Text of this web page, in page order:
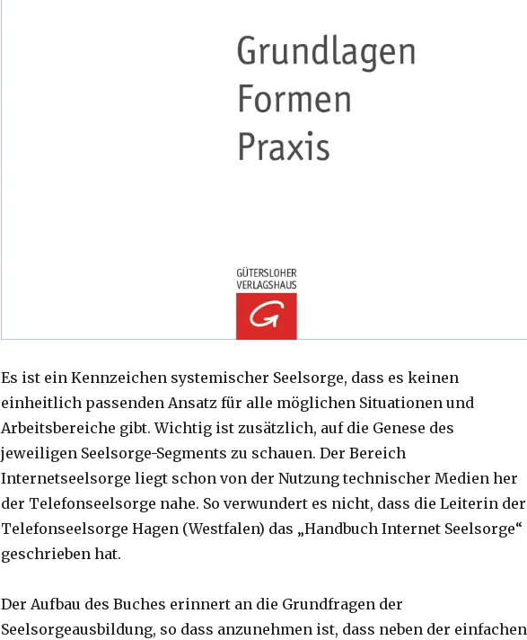
Es ist ein Kennzeichen systemischer Seelsorge, dass es keinen
einheitlich passenden Ansatz für alle möglichen Situationen und
Arbeitsbereiche gibt. Wichtig ist zusätzlich, auf die Genese des
jeweiligen Seelsorge-Segments zu schauen. Der Bereich
Internetseelsorge liegt schon von der Nutzung technischer Medien her
der Telefonseelsorge nahe. So verwundert es nicht, dass die Leiterin der
Telefonseelsorge Hagen (Westfalen) das „Handbuch Internet Seelsorge“
geschrieben hat.
Der Aufbau des Buches erinnert an die Grundfragen der
Seelsorgeausbildung, so dass anzunehmen ist, dass neben der einfachen